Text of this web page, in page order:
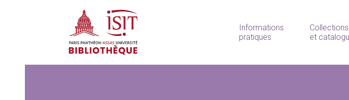
Informations
pratiques
Collections
et